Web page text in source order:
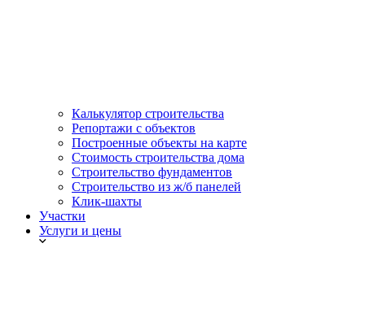
Калькулятор строительства
Репортажи с объектов
Построенные объекты на карте
Стоимость строительства дома
Строительство фундаментов
Строительство из ж/б панелей
Клик-шахты
Участки
Услуги и цены